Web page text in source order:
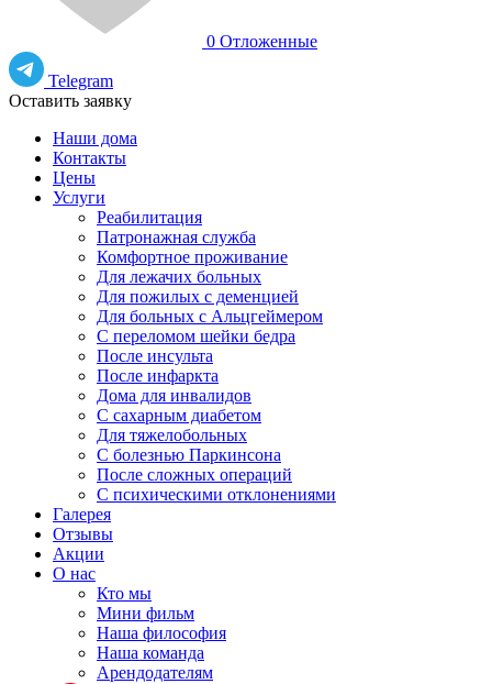
0 Отложенные
Telegram
Оставить заявку
Наши дома
Контакты
Цены
Услуги
Реабилитация
Патронажная служба
Комфортное проживание
Для лежачих больных
Для пожилых с деменцией
Для больных с Альцгеймером
С переломом шейки бедра
После инсульта
После инфаркта
Дома для инвалидов
С сахарным диабетом
Для тяжелобольных
С болезнью Паркинсона
После сложных операций
С психическими отклонениями
Галерея
Отзывы
Акции
О нас
Кто мы
Мини фильм
Наша философия
Наша команда
Арендодателям